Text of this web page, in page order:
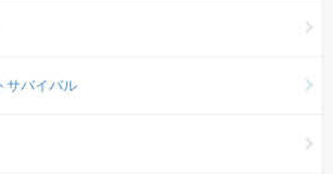
サバイバル